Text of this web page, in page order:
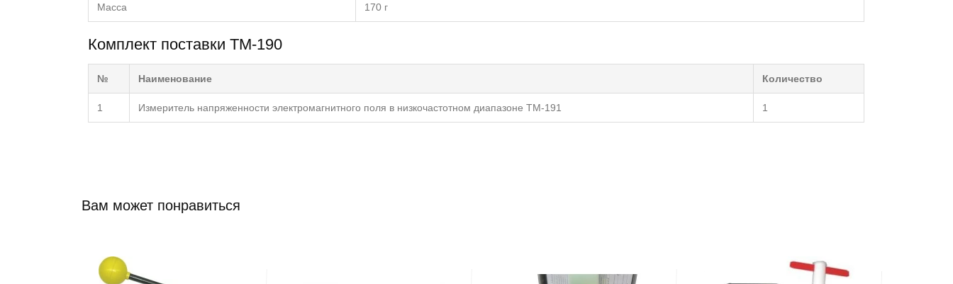
Масса 170 г
Комплект поставки TM-190
№ Наименование Количество
1 Измеритель напряженности электромагнитного поля в низкочастотном диапазоне TM-191 1
Вам может понравиться